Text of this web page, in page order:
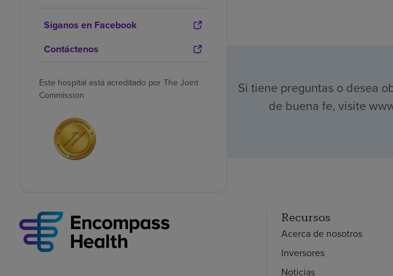
Síganos en Facebook
Contáctenos
Este hospital está acreditado por The Joint
Commission
Si tiene preguntas o desea
de buena fe, visite
Recursos
Acerca de nosotros
Inversores
Noticias